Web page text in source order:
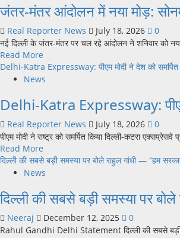
निकलने
पहले
जान
अपडेट
प्रदर्शनकारियों
लाठीचार्ज;
संसद
के
पहले
हाई
मंतर
पर
अभिजीत
दीपके
महिला
ने
स्याही,
मारने
की
कोशिश;
प्रदर्शन
पर
हंगामा
जंतर-मंतर आंदोलन में नया मोड़:
Real Reporter News July 18, 2026
0
नई दिल्ली के जंतर-मंतर पर चल रहे आंदोलन ने शनिवार को
Read More
more
about
मंतर
आंदोलन
में
नया
सोनम
वांगचुक
पहुंचे,
दीपके
ने
Delhi-Katra Expressway: पीएम मोदी ने देश को समर्पित
News
Delhi-Katra Expressway: पीएम
Real Reporter News July 18, 2026
0
पीएम मोदी ने राष्ट्र को समर्पित किया दिल्ली-कटरा
Read More
more
about
Katra
Expressway:
पीएम
मोदी
दिल्ली की सबसे बड़ी समस्या पर बोले राहुल गांधी — “हम
News
दिल्ली की सबसे बड़ी समस्या पर
Neeraj December 12, 2025
0
Rahul Gandhi Delhi Statement दिल्ली की सबसे बड़ी